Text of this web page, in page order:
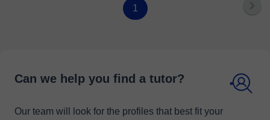
1
Can we help you find a tutor?
Our team will look for the profiles that best fit your